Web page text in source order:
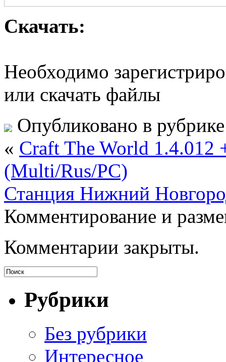
Скачать:
Необходимо
или скачать файлы
Опубликовано в
« Craft The World 1.4.012
(Multi/Rus/PC)
Станция Нижний
Комментирование и
Комментарии закрыты.
Рубрики
Без рубрики
Интересное